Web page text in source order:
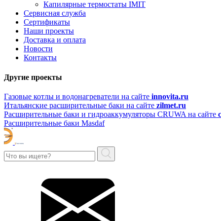
Капилярные термостаты IMIT
Сервисная служба
Сертификаты
Наши проекты
Доставка и оплата
Новости
Контакты
Другие проекты
Газовые котлы и водонагреватели на сайте innovita.ru
Итальянские расширительные баки на сайте zilmet.ru
Расширительные баки и гидроаккумуляторы CRUWA на сайте
Расширительные баки Masdaf